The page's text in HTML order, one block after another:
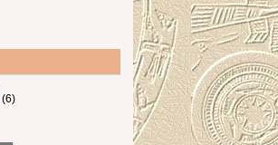
(6)